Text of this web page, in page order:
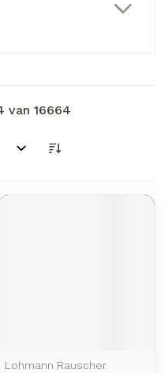
van 16664
Lohmann Rauscher